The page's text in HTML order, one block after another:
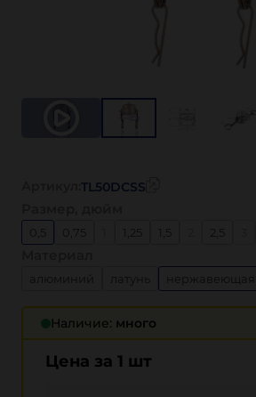
Наличие: много
Цена за 1 шт
TL50DCSS
0,75
нержавеющая
нержавеющая сталь 316